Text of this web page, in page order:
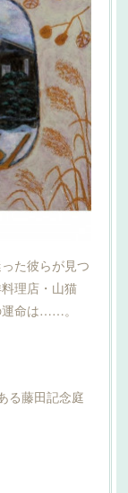
た彼らが見つ
理店・山猫
命は……。
る藤田記念庭